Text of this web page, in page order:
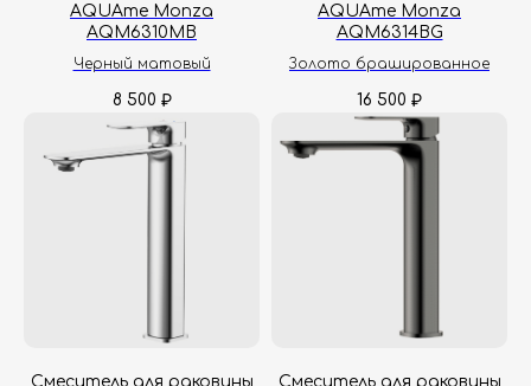
AQUAme Monza
AQM6310MB
Черный матовый
8 500 ₽
AQUAme Monza
AQM6314BG
Золото брашированное
16 500 ₽
Смеситель для раковины
Смеситель для раковины
Дизайнерам
Доставка и оплата
Гарантия
Контакты
Москва, Новопесчаная улица, 19к1
+7 (495) 782-78-74
Принимаем звонки и обрабатываем